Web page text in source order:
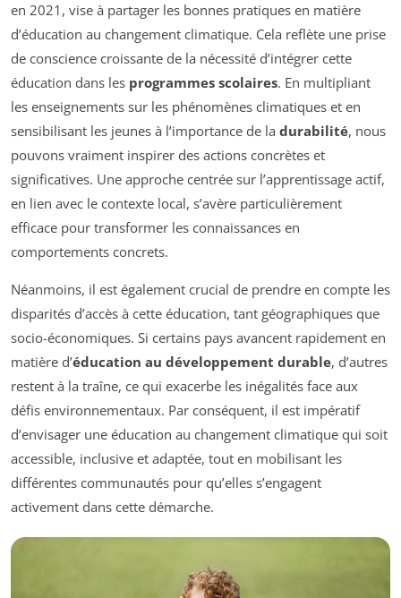
en 2021, vise à partager les bonnes pratiques en matière
d’éducation au changement climatique. Cela reflète une prise
de conscience croissante de la nécessité d’intégrer cette
éducation dans les programmes scolaires. En multipliant
les enseignements sur les phénomènes climatiques et en
sensibilisant les jeunes à l’importance de la durabilité, nous
pouvons vraiment inspirer des actions concrètes et
significatives. Une approche centrée sur l’apprentissage actif,
en lien avec le contexte local, s’avère particulièrement
efficace pour transformer les connaissances en
comportements concrets.
Néanmoins, il est également crucial de prendre en compte les
disparités d’accès à cette éducation, tant géographiques que
socio-économiques. Si certains pays avancent rapidement en
matière d’éducation au développement durable, d’autres
restent à la traîne, ce qui exacerbe les inégalités face aux
défis environnementaux. Par conséquent, il est impératif
d’envisager une éducation au changement climatique qui soit
accessible, inclusive et adaptée, tout en mobilisant les
différentes communautés pour qu’elles s’engagent
activement dans cette démarche.